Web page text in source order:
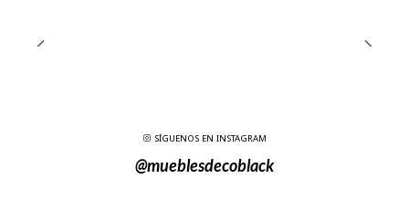
SÍGUENOS EN INSTAGRAM
@mueblesdecoblack